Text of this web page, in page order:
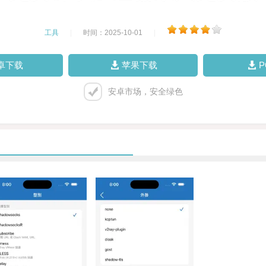
工具 时间：2025-10-01
下载 苹果下载
安卓市场，安全绿色